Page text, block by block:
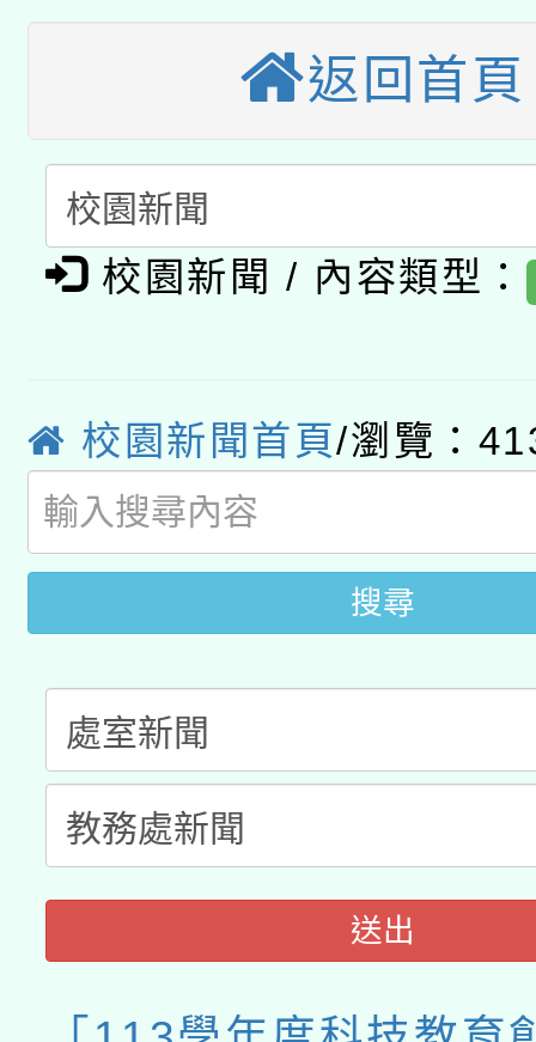
招甄選結果公告(無人
適應運動共學行動站研
本館辦理115年度閱讀
暨閱讀推動專業研習
科技賦能─人工智慧
礎課程
A3數位素養講師名單
「數位內容與教學軟
業技術研究院辦理「
用水績優單位及節水達
115年8月22日(星期六
桃園市孔廟祈福系列
開 智慧啟航」
2026年桃園地景藝術
返回首頁
校園新聞 / 內容類型：
校園新聞首頁/瀏覽：
搜尋
送出